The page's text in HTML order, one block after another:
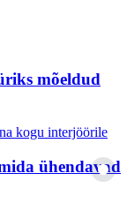
mõeldud
kogu interjöörile
ühendavad